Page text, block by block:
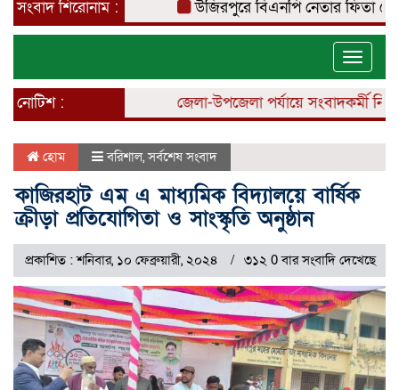
সংবাদ শিরোনাম : উজিরপুরে বিএনপি নেতার ফিতা
Toggle
নোটিশ :
জেলা-উপজেলা পর্যায়ে সংবাদকর্মী নিয়োগ
হোম বরিশাল,সর্বশেষ সংবাদ
কাজিরহাট এম এ মাধ্যমিক বিদ্যালয়ে বার্ষিক
ক্রীড়া প্রতিযোগিতা ও সাংস্কৃতি অনুষ্ঠান
প্রকাশিত : শনিবার, ১০ ফেব্রুয়ারী, ২০২৪ ৩১২ 0 বার সংবাদি দেখেছে